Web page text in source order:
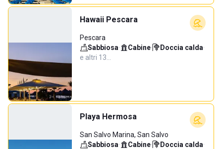
Hawaii Pescara
Pescara
Sabbiosa· Cabine· Doccia calda·
e altri 13…
Playa Hermosa
San Salvo Marina, San Salvo
Sabbiosa· Cabine· Doccia calda·